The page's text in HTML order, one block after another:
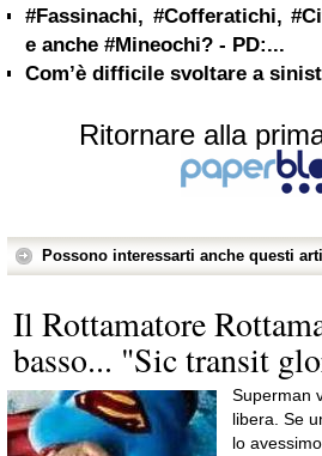
#Fassinachi, #Cofferatichi,
e anche #Mineochi? - PD:...
Com’è difficile svoltare a
Ritornare alla
Possono interessarti anche questi
Il Rottamatore
basso... "Sic transit
Superman
libera. Se
lo